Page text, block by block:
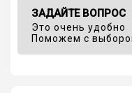
ЗАДАЙТЕ ВОПРОС
Это очень удобно
Поможем с